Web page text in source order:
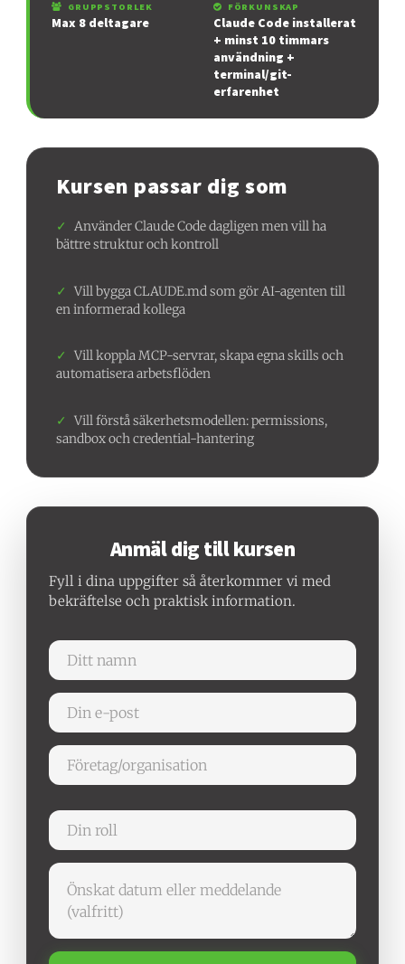
GRUPPSTORLEK
Max 8 deltagare
FÖRKUNSKAP
Claude Code installerat
+ minst 10 timmars
användning +
terminal/git-
erfarenhet
Kursen passar dig som
✓
Använder Claude Code dagligen men vill ha
bättre struktur och kontroll
✓
Vill bygga CLAUDE.md som gör AI-agenten till
en informerad kollega
✓
Vill koppla MCP-servrar, skapa egna skills och
automatisera arbetsflöden
✓
Vill förstå säkerhetsmodellen: permissions,
sandbox och credential-hantering
Anmäl dig till kursen
Fyll i dina uppgifter så återkommer vi med
bekräftelse och praktisk information.